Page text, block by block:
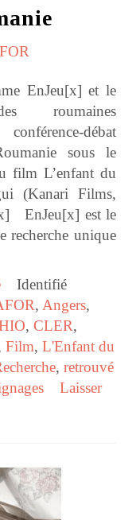
EnJeu[x] et le
roumaines
débat
sous le
film L’enfant du
(Kanari Films,
EnJeu[x] est le
recherche unique
Identifié
, Angers,
, CLER,
Film, L'Enfant du
, retrouvé
Laisser